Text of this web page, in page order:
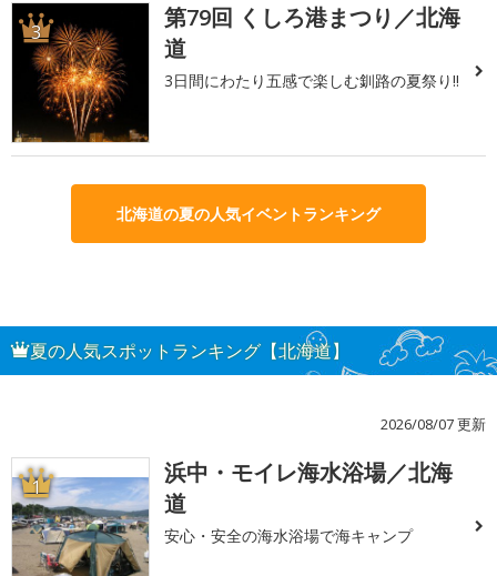
3
第79回 くしろ港まつり／北海
道
3日間にわたり五感で楽しむ釧路の夏祭り!!
北海道の夏の人気イベントランキング
夏の人気スポットランキング【北海道】
2026/08/07 更新
1
浜中・モイレ海水浴場／北海
道
安心・安全の海水浴場で海キャンプ